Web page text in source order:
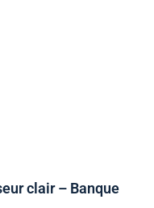
clair – Banque